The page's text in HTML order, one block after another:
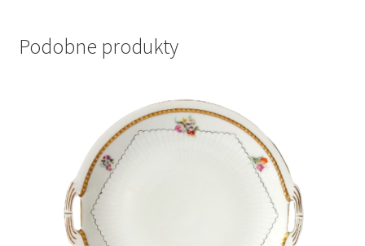
Podobne produkty